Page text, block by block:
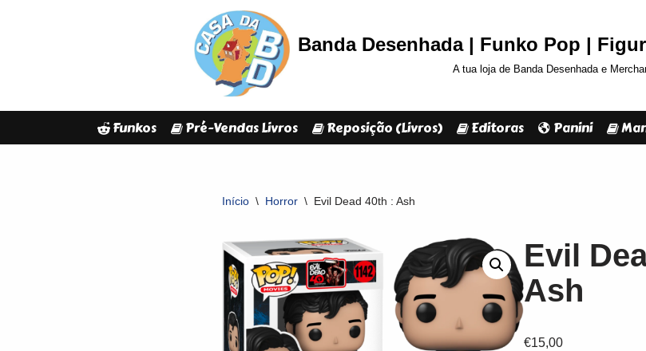
conteúdo
Banda Desenhada | Funko Pop |
A tua loja de Banda Desenhada e
Funkos Pré-Vendas Livros Reposição (Livros) Editoras Panini
Início \ Horror \ Evil Dead 40th : Ash
Evil
Ash
€15,00